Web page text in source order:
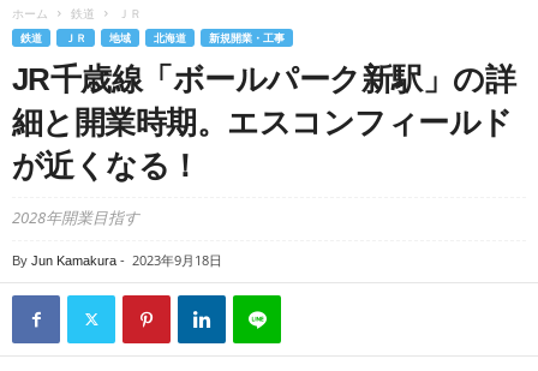
ホーム 鉄道 ＪＲ
鉄道 ＪＲ 地域 北海道 新規開業・工事
JR千歳線「ボールパーク新駅」の詳
細と開業時期。エスコンフィールド
が近くなる！
2028年開業目指す
By Jun Kamakura - 2023年9月18日